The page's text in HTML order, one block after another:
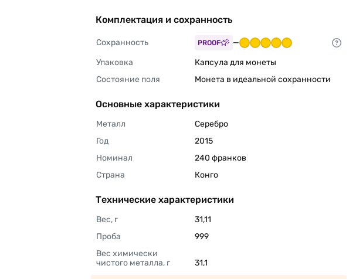
Комплектация и сохранность
Сохранность PROOF
—
Упаковка
Капсула для монеты
Состояние поля
Монета в идеальной сохранности
Основные характеристики
Металл
Серебро
Год
2015
Номинал
240 франков
Страна
Конго
Технические характеристики
Вес, г
31,11
Проба
999
Вес химически
чистого металла, г
31,1